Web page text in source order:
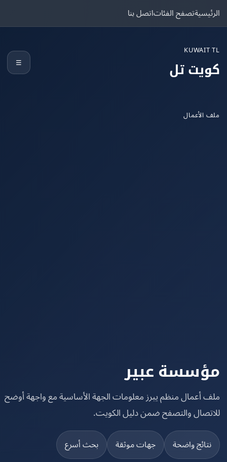
تصفح الفئاتاتصل بنا
تل
عبير
منظم يبرز معلومات الجهة الأساسية مع واجهة أوضح
والتصفح ضمن دليل الكويت.
واضحة جهات موثقة بحث أسرع